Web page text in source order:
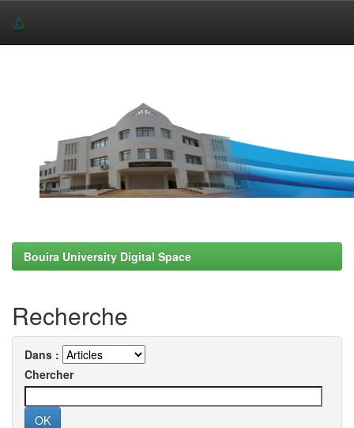
Bouira University Digital Space
Recherche
Dans :
Chercher